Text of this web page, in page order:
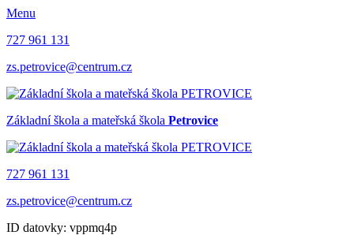
Menu
727 961 131
zs.petrovice@centrum.cz
Základní škola a mateřská škola Petrovice
727 961 131
zs.petrovice@centrum.cz
ID datovky: vppmq4p